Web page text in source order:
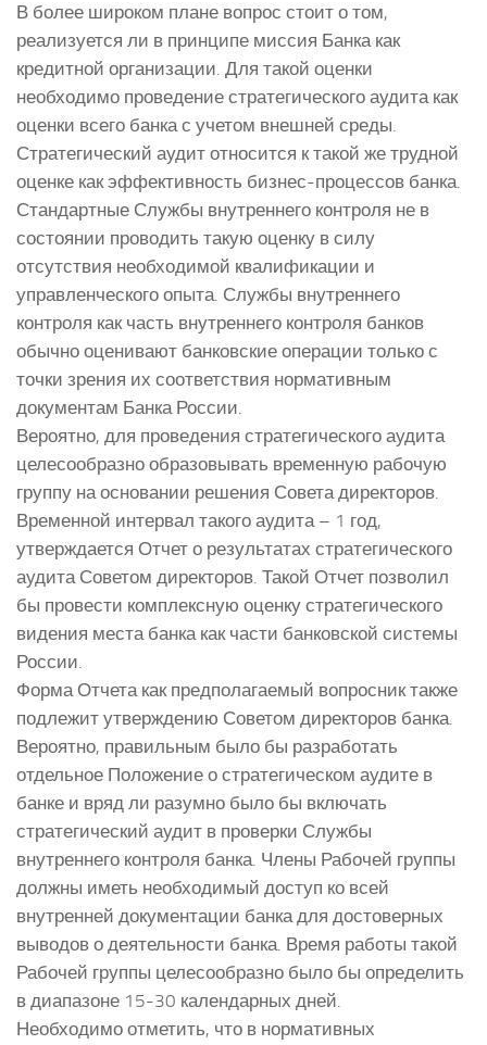
В более широком плане вопрос стоит о том,
реализуется ли в принципе миссия Банка как
кредитной организации. Для такой оценки
необходимо проведение стратегического аудита как
оценки всего банка с учетом внешней среды.
Стратегический аудит относится к такой же трудной
оценке как эффективность бизнес-процессов банка.
Стандартные Службы внутреннего контроля не в
состоянии проводить такую оценку в силу
отсутствия необходимой квалификации и
управленческого опыта. Службы внутреннего
контроля как часть внутреннего контроля банков
обычно оценивают банковские операции только с
точки зрения их соответствия нормативным
документам Банка России.
Вероятно, для проведения стратегического аудита
целесообразно образовывать временную рабочую
группу на основании решения Совета директоров.
Временной интервал такого аудита – 1 год,
утверждается Отчет о результатах стратегического
аудита Советом директоров. Такой Отчет позволил
бы провести комплексную оценку стратегического
видения места банка как части банковской системы
России.
Форма Отчета как предполагаемый вопросник также
подлежит утверждению Советом директоров банка.
Вероятно, правильным было бы разработать
отдельное Положение о стратегическом аудите в
банке и вряд ли разумно было бы включать
стратегический аудит в проверки Службы
внутреннего контроля банка. Члены Рабочей группы
должны иметь необходимый доступ ко всей
внутренней документации банка для достоверных
выводов о деятельности банка. Время работы такой
Рабочей группы целесообразно было бы определить
в диапазоне 15-30 календарных дней.
Необходимо отметить, что в нормативных